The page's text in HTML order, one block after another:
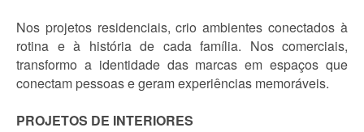
Nos projetos residenciais, crio ambientes conectados à
rotina e à história de cada família. Nos comerciais,
transformo a identidade das marcas em espaços que
conectam pessoas e geram experiências memoráveis.
PROJETOS DE INTERIORES